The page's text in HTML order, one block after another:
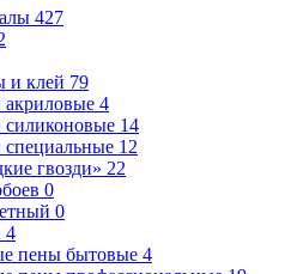
427
и клей 79
акриловые 4
силиконовые 14
специальные 12
гвозди» 22
0
0
4
пены бытовые 4